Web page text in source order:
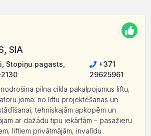
SIA
Stopiņu pagasts,
+371
29625961
pilna cikla pakalpojumus liftu,
jomā: no liftu projektēšanas un
tehniskajām apkopēm un
ar dažādu tipu iekārtām – pasažieru
liftiem privātmājām, invalīdu